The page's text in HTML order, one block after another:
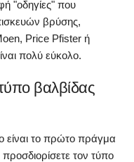
"οδηγίες" που
βρύσης,
Price Pfister ή
πολύ εύκολο.
βαλβίδας
είναι το πρώτο πράγμα
τον τύπο